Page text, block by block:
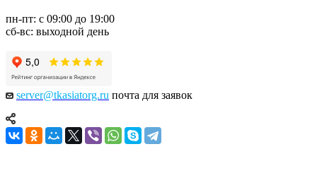
пн-пт: с 09:00 до 19:00
сб-вс: выходной день
server@tkasiatorg.ru почта для заявок